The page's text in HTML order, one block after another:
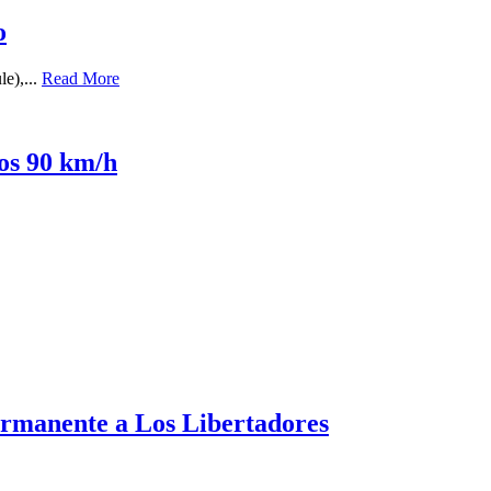
Read More
90 km/h
a Los Libertadores